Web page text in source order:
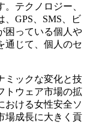
テクノロジー、
GPS、SMS、ビ
困っている個人や
通じて、個人のセ
ミックな変化と技
トウェア市場の拡
おける女性安全ソ
場成長に大きく貢